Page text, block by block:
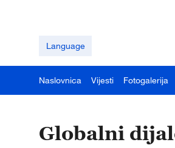
Language
Naslovnica Vijesti Fotogalerija
Globalni